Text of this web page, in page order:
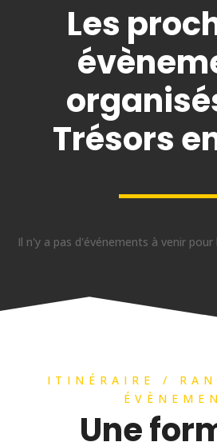
Les
Trésors
Il n'y a pas d'événements à venir
ITINÉRAIRE /
Une